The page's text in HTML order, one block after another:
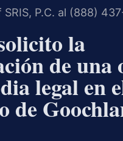
P.C. al (888)
la
de una
legal en
de